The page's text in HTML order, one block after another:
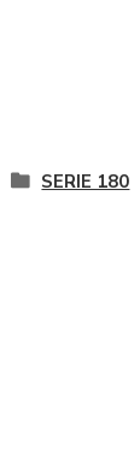
SERIE 180